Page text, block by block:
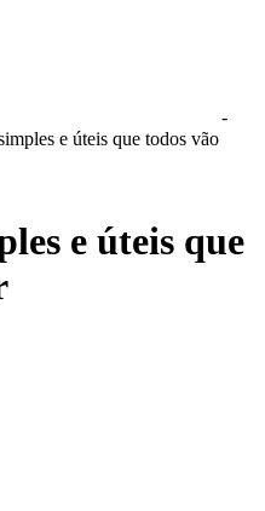
-
e úteis que todos vão
e úteis que